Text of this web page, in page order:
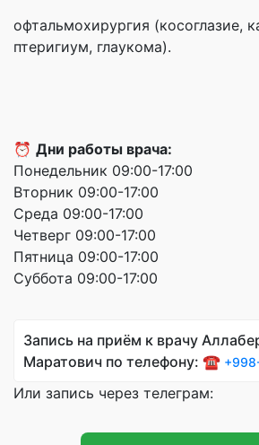
офтальмохирургия (косоглазие,
птеригиум, глаукома).
⏰ Дни работы врача:
Понедельник 09:00-17:00
Вторник 09:00-17:00
Среда 09:00-17:00
Четверг 09:00-17:00
Пятница 09:00-17:00
Суббота 09:00-17:00
Запись на приём к врачу
Маратович по телефону: ☎️
Или запись через телеграм: